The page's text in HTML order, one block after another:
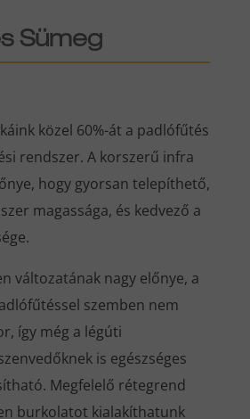
Sümeg
közel 60%-át a padlófűtés
rendszer. A korszerű infra
hogy gyorsan telepíthető,
magassága, és kedvező a
változatának nagy előnye, a
szemben nem
így még a légúti
is egészséges
Megfelelő rétegrend
burkolatot kialakíthatunk